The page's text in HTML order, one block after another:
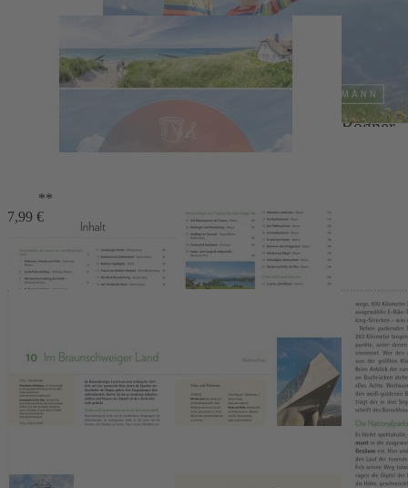
Urlaubsglück mit Kids
Michael Pröttel, Britta Mentzel, Ortrun Egelkraut,
Elisabeth Rohata, Tassilo Wengel, Katharina Rögner,
Dipl. I Adelmann
Schweiz
**
7,99 €
Zum Warenkorb hinzufügen
oder im Handel kaufen
Zur Wunschliste hinzufügen
Klettern im Allgäu, Skifahren im Lungau oder Abenteuerspiele im
Ötztal? Ein Reiseführer voller Überraschungen für kleine und große
Entdecker!
240 Seiten, ca. 280 Abbildungen, Format 16,5 x 23,5 cm,
Klappenbroschur mit Fadenheftung.
Diesen Artikel gibt es auch als E-Book: Bitte nutzen Sie den Link